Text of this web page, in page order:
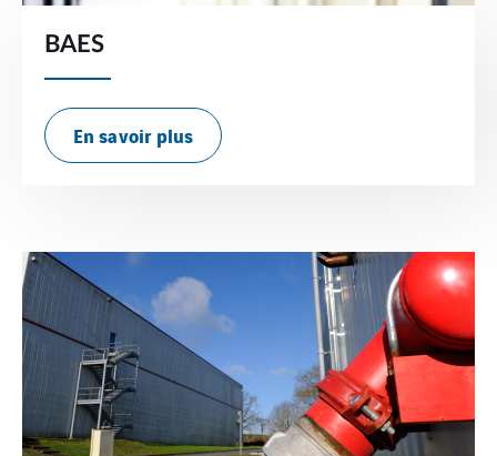
BAES
En savoir plus